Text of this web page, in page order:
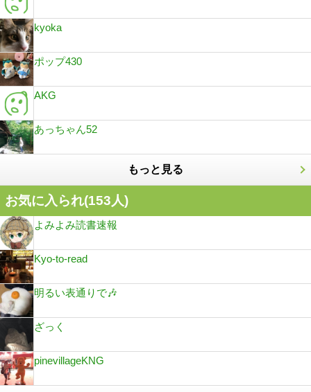
kyoka
ポップ430
AKG
あっちゃん52
もっと見る
お気に入られ(153人)
よみよみ読書速報
Kyo-to-read
明るい表通りで🎶
ざっく
pinevillageKNG